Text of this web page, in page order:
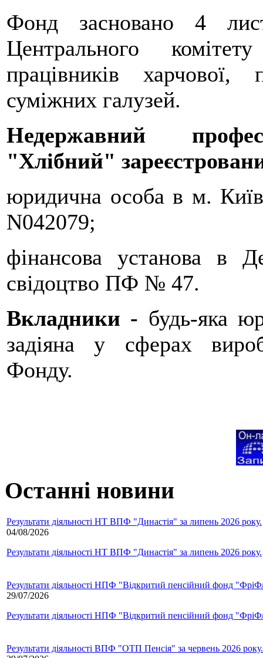
Фонд засновано 4
Центрального
працівників харчової,
суміжних галузей.
Недержавний
"Хлібний"
юридична особа в м.
N042079;
фінансова установа в
свідоцтво ПФ № 47.
Вкладники - будь-яка
задіяна у сферах
Фонду.
Останні новини
Результати діяльності НТ ВПФ "Династія" за липень 2026 року.
04/08/2026
Результати діяльності НТ ВПФ "Династія" за липень 2026 року.
Результати діяльності НПФ "Відкритий пенсійний фонд
29/07/2026
Результати діяльності НПФ "Відкритий пенсійний фонд
Результати діяльності ВПФ "ОТП Пенсія" за червень 2026 року.